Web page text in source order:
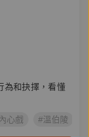
為和抉擇，看懂
心戲 #溫伯陵